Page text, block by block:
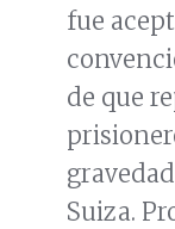
fue
de que
Suiza.